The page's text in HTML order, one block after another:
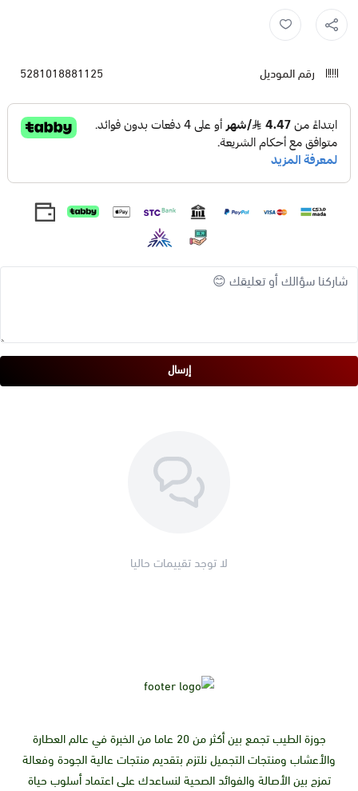
لون بشرتك بشكل طبيعي وآمن. استمتع بتجربة تسمير مثالية
وترطيب عميق، دون الخوف من التعرض لأشعة الشمس الضارة. لا
الاختيار الأمثل للعناية بالبشرة والجمال.
فوائد المنتج:
يحمي البشرة من أضرار أشعة الشمس الضارة.
يمنع ظهور التجاعيد وعلامات الشيخوخة.
شمع النحل
زيت جوز الهند
يُدهن بكمية كافية على الجسم قبل التعرض للشمس.
زيت الجزر , تسمير ,
رقم الموديل 5281018881125
إرسال
لا توجد تقييمات حاليا
جوزة الطيب تجمع بين أكثر من 20 عاما من الخبرة في عالم العطارة
والأعشاب ومنتجات التجميل نلتزم بتقديم منتجات عالية الجودة وفعالة
تمزج بين الأصالة والفوائد الصحية لنساعدك على اعتماد أسلوب حياة